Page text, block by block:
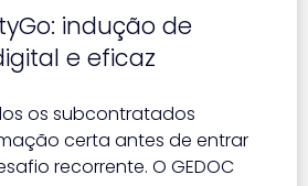
indução de
e eficaz
os subcontratados
certa antes de entrar
recorrente. O GEDOC